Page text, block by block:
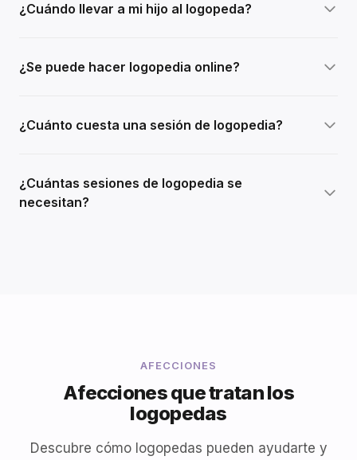
¿Cuándo llevar a mi hijo al logopeda?
¿Se puede hacer logopedia online?
¿Cuánto cuesta una sesión de logopedia?
¿Cuántas sesiones de logopedia se
necesitan?
AFECCIONES
Afecciones que tratan los
logopedas
Descubre cómo logopedas pueden ayudarte y